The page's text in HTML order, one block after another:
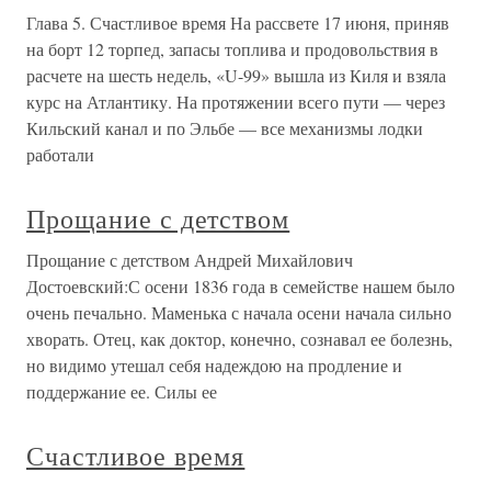
Глава 5. Счастливое время На рассвете 17 июня, приняв
на борт 12 торпед, запасы топлива и продовольствия в
расчете на шесть недель, «U-99» вышла из Киля и взяла
курс на Атлантику. На протяжении всего пути — через
Кильский канал и по Эльбе — все механизмы лодки
работали
Прощание с детством
Прощание с детством Андрей Михайлович
Достоевский:С осени 1836 года в семействе нашем было
очень печально. Маменька с начала осени начала сильно
хворать. Отец, как доктор, конечно, сознавал ее болезнь,
но видимо утешал себя надеждою на продление и
поддержание ее. Силы ее
Счастливое время